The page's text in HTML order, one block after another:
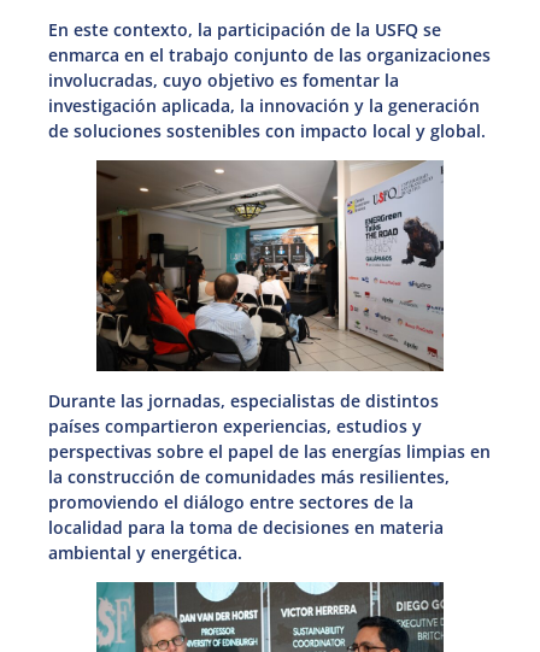
En este contexto, la participación de la USFQ se
enmarca en el trabajo conjunto de las organizaciones
involucradas, cuyo objetivo es fomentar la
investigación aplicada, la innovación y la generación
de soluciones sostenibles con impacto local y global.
Durante las jornadas, especialistas de distintos
países compartieron experiencias, estudios y
perspectivas sobre el papel de las energías limpias en
la construcción de comunidades más resilientes,
promoviendo el diálogo entre sectores de la
localidad para la toma de decisiones en materia
ambiental y energética.